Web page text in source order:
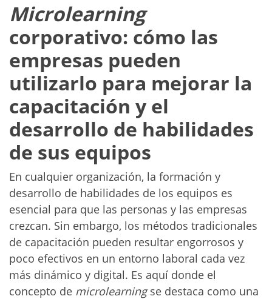
Microlearning
corporativo: cómo las
empresas pueden
utilizarlo para mejorar la
capacitación y el
desarrollo de habilidades
de sus equipos
En cualquier organización, la formación y
desarrollo de habilidades de los equipos es
esencial para que las personas y las empresas
crezcan. Sin embargo, los métodos tradicionales
de capacitación pueden resultar engorrosos y
poco efectivos en un entorno laboral cada vez
más dinámico y digital. Es aquí donde el
concepto de microlearningse destaca como una